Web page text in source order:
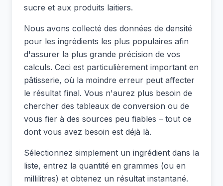
sucre et aux produits laitiers.
Nous avons collecté des données de densité
pour les ingrédients les plus populaires afin
d'assurer la plus grande précision de vos
calculs. Ceci est particulièrement important en
pâtisserie, où la moindre erreur peut affecter
le résultat final. Vous n'aurez plus besoin de
chercher des tableaux de conversion ou de
vous fier à des sources peu fiables – tout ce
dont vous avez besoin est déjà là.
Sélectionnez simplement un ingrédient dans la
liste, entrez la quantité en grammes (ou en
millilitres) et obtenez un résultat instantané.